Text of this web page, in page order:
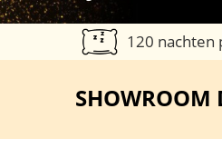
120 nachten